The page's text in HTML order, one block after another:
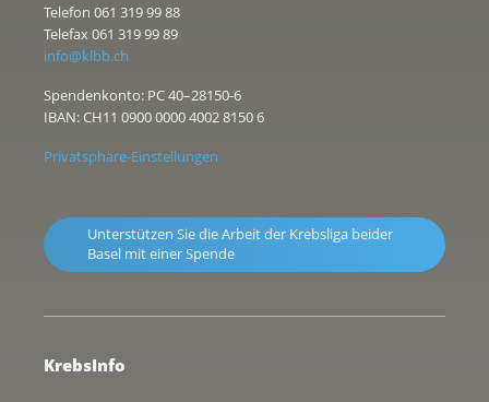
Telefon 061 319 99 88
Telefax 061 319 99 89
info@klbb.ch
Spendenkonto: PC 40–28150-6
IBAN: CH11 0900 0000 4002 8150 6
Privatsphäre-Einstellungen
Unterstützen Sie die Arbeit der Krebsliga beider
Basel mit einer Spende
KrebsInfo